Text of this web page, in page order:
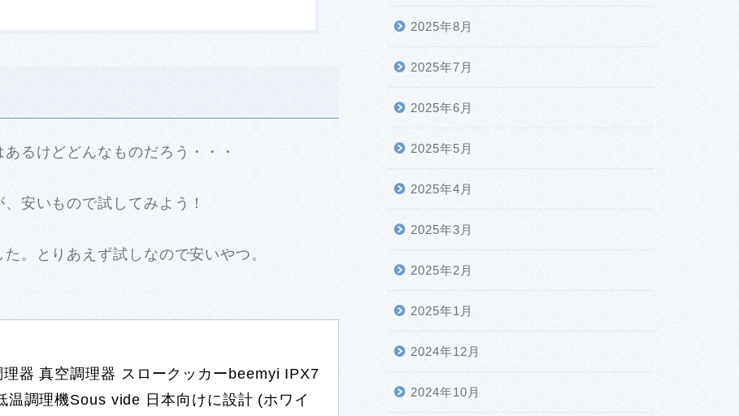
るけどどんなものだろう・・・
安いもので試してみよう！
。とりあえず試しなので安いやつ。
理器 真空調理器 スロークッカーbeemyi IPX7
温調理機Sous vide 日本向けに設計 (ホワイ
2025年8月
2025年7月
2025年6月
2025年5月
2025年4月
2025年3月
2025年2月
2025年1月
2024年12月
2024年10月